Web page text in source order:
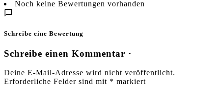
Noch keine Bewertungen vorhanden
Schreibe eine Bewertung
Schreibe einen Kommentar ·
Deine E-Mail-Adresse wird nicht veröffentlicht.
Erforderliche Felder sind mit * markiert